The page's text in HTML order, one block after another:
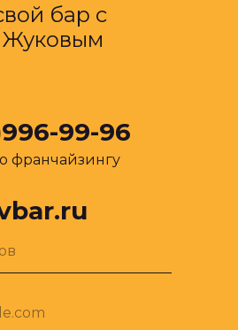
бар с
Жуковым
99-96
франчайзингу